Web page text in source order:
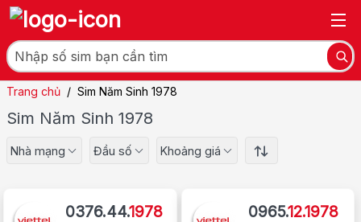
Trang chủ / Sim Năm Sinh 1978
Sim Năm Sinh 1978
Nhà mạng Đầu số Khoảng giá
0376.44.1978 0965.12.1978